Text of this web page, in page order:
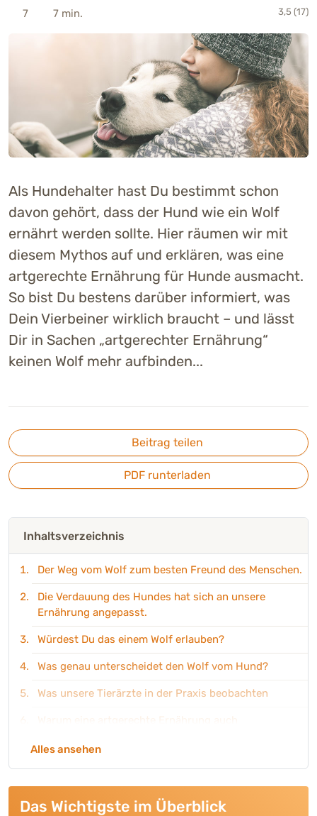
7 7 min. 3,5 (17)
Als Hundehalter hast Du bestimmt schon
davon gehört, dass der Hund wie ein Wolf
ernährt werden sollte. Hier räumen wir mit
diesem Mythos auf und erklären, was eine
artgerechte Ernährung für Hunde ausmacht.
So bist Du bestens darüber informiert, was
Dein Vierbeiner wirklich braucht – und lässt
Dir in Sachen „artgerechter Ernährung“
keinen Wolf mehr aufbinden...
Beitrag teilen
PDF runterladen
Inhaltsverzeichnis
Der Weg vom Wolf zum besten Freund des Menschen.
Die Verdauung des Hundes hat sich an unsere
Ernährung angepasst.
Würdest Du das einem Wolf erlauben?
Was genau unterscheidet den Wolf vom Hund?
Was unsere Tierärzte in der Praxis beobachten
Warum eine artgerechte Ernährung auch
Das Gesunde Tier bietet artgerechtes, naturnahes
Alles ansehen
Das Wichtigste im Überblick